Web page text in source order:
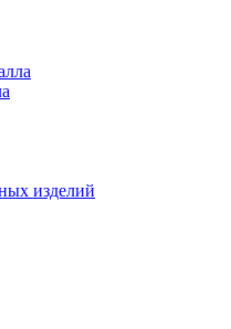
изделий